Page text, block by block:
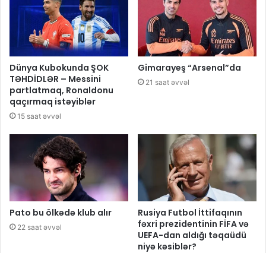
Dünya Kubokunda ŞOK
TƏHDİDLƏR – Messini
partlatmaq, Ronaldonu
qaçırmaq istəyiblər
15 saat əvvəl
Gimarayeş “Arsenal”da
21 saat əvvəl
Pato bu ölkədə klub alır
22 saat əvvəl
Rusiya Futbol İttifaqının
fəxri prezidentinin FİFA və
UEFA-dan aldığı təqaüdü
niyə kəsiblər?